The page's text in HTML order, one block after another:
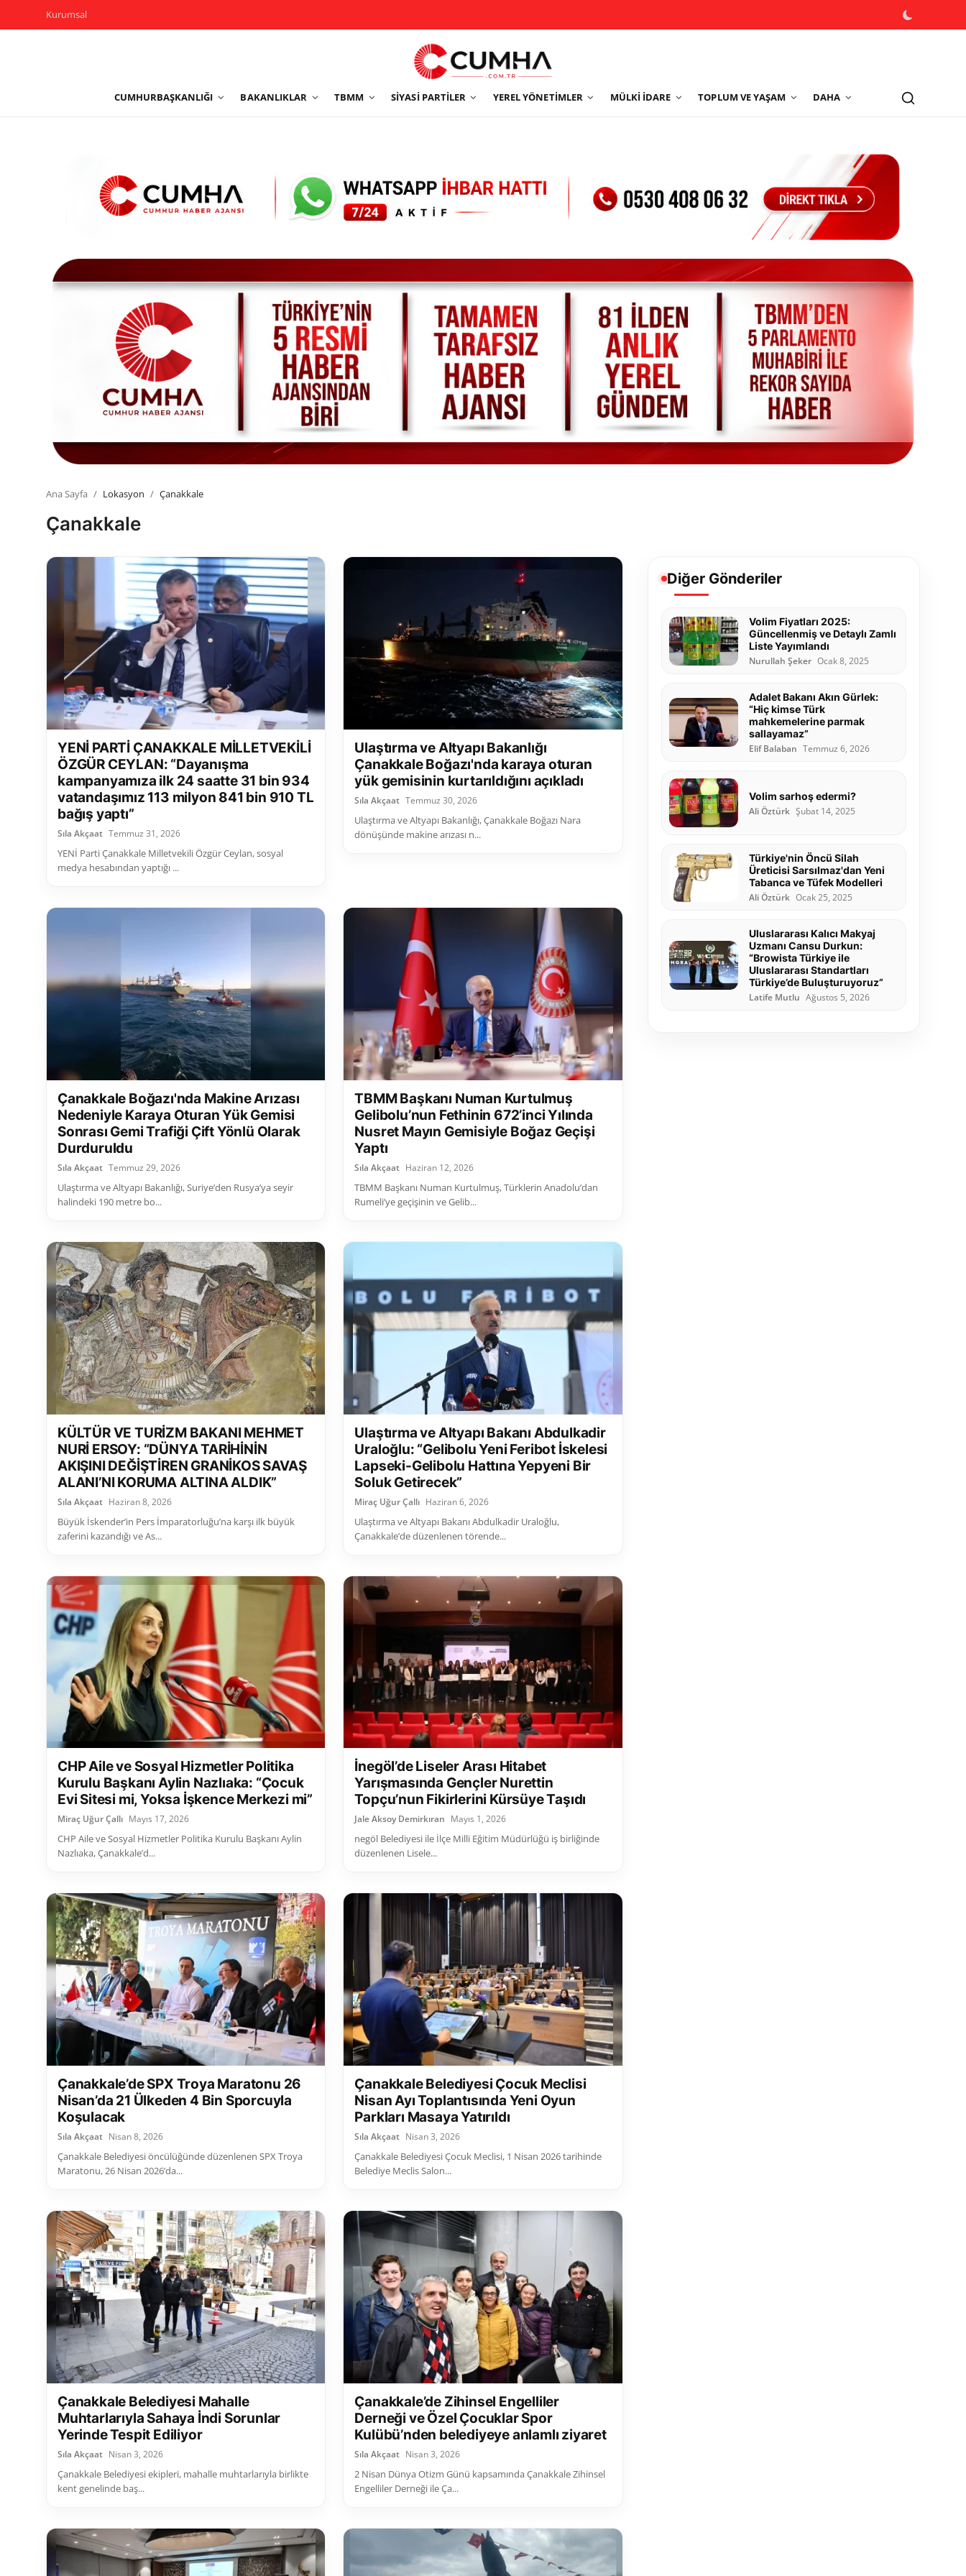
Kurumsal
CUMHURBAŞKANLIĞI BAKANLIKLAR TBMM SIYASI PARTILER YEREL YÖNETIMLER MÜLKI İDARE TOPLUM VE YAŞAM DAHA
Yerel Yönetimler
Sivil Toplum Kuruluşları
Kamu Kurumları ve Üst Kurullar
Resmi Reklamlar
Ana Sayfa Lokasyon Çanakkale
Çanakkale
YENİ PARTİ ÇANAKKALE MİLLETVEKİLİ
ÖZGÜR CEYLAN: “Dayanışma
kampanyamıza ilk 24 saatte 31 bin 934
vatandaşımız 113 milyon 841 bin 910 TL
bağış yaptı”
Sıla Akçaat Temmuz 31, 2026
YENİ Parti Çanakkale Milletvekili Özgür Ceylan, sosyal
medya hesabından yaptığı ...
Ulaştırma ve Altyapı Bakanlığı
Çanakkale Boğazı'nda karaya oturan
yük gemisinin kurtarıldığını açıkladı
Sıla Akçaat Temmuz 30, 2026
Ulaştırma ve Altyapı Bakanlığı, Çanakkale Boğazı Nara
dönüşünde makine arızası n...
Çanakkale Boğazı'nda Makine Arızası
Nedeniyle Karaya Oturan Yük Gemisi
Sonrası Gemi Trafiği Çift Yönlü Olarak
Durduruldu
Sıla Akçaat Temmuz 29, 2026
Ulaştırma ve Altyapı Bakanlığı, Suriye’den Rusya’ya seyir
halindeki 190 metre bo...
TBMM Başkanı Numan Kurtulmuş
Gelibolu’nun Fethinin 672’inci Yılında
Nusret Mayın Gemisiyle Boğaz Geçişi
Yaptı
Sıla Akçaat Haziran 12, 2026
TBMM Başkanı Numan Kurtulmuş, Türklerin Anadolu’dan
Rumeli’ye geçişinin ve Gelib...
KÜLTÜR VE TURİZM BAKANI MEHMET
NURİ ERSOY: “DÜNYA TARİHİNİN
AKIŞINI DEĞİŞTİREN GRANİKOS SAVAŞ
ALANI’NI KORUMA ALTINA ALDIK”
Sıla Akçaat Haziran 8, 2026
Büyük İskender’in Pers İmparatorluğu’na karşı ilk büyük
zaferini kazandığı ve As...
Ulaştırma ve Altyapı Bakanı Abdulkadir
Uraloğlu: “Gelibolu Yeni Feribot İskelesi
Lapseki-Gelibolu Hattına Yepyeni Bir
Soluk Getirecek”
Miraç Uğur Çallı Haziran 6, 2026
Ulaştırma ve Altyapı Bakanı Abdulkadir Uraloğlu,
Çanakkale’de düzenlenen törende...
CHP Aile ve Sosyal Hizmetler Politika
Kurulu Başkanı Aylin Nazlıaka: “Çocuk
Evi Sitesi mi, Yoksa İşkence Merkezi mi”
Miraç Uğur Çallı Mayıs 17, 2026
CHP Aile ve Sosyal Hizmetler Politika Kurulu Başkanı Aylin
Nazlıaka, Çanakkale’d...
İnegöl’de Liseler Arası Hitabet
Yarışmasında Gençler Nurettin
Topçu’nun Fikirlerini Kürsüye Taşıdı
Jale Aksoy Demirkıran Mayıs 1, 2026
negöl Belediyesi ile İlçe Milli Eğitim Müdürlüğü iş birliğinde
düzenlenen Lisele...
Çanakkale’de SPX Troya Maratonu 26
Nisan’da 21 Ülkeden 4 Bin Sporcuyla
Koşulacak
Sıla Akçaat Nisan 8, 2026
Çanakkale Belediyesi öncülüğünde düzenlenen SPX Troya
Maratonu, 26 Nisan 2026’da...
Çanakkale Belediyesi Çocuk Meclisi
Nisan Ayı Toplantısında Yeni Oyun
Parkları Masaya Yatırıldı
Sıla Akçaat Nisan 3, 2026
Çanakkale Belediyesi Çocuk Meclisi, 1 Nisan 2026 tarihinde
Belediye Meclis Salon...
Çanakkale Belediyesi Mahalle
Muhtarlarıyla Sahaya İndi Sorunlar
Yerinde Tespit Ediliyor
Sıla Akçaat Nisan 3, 2026
Çanakkale Belediyesi ekipleri, mahalle muhtarlarıyla birlikte
kent genelinde baş...
Çanakkale’de Zihinsel Engelliler
Derneği ve Özel Çocuklar Spor
Kulübü’nden belediyeye anlamlı ziyaret
Sıla Akçaat Nisan 3, 2026
2 Nisan Dünya Otizm Günü kapsamında Çanakkale Zihinsel
Engelliler Derneği ile Ça...
Diğer Gönderiler
Volim Fiyatları 2025:
Güncellenmiş ve Detaylı Zamlı
Liste Yayımlandı
Nurullah Şeker Ocak 8, 2025
Adalet Bakanı Akın Gürlek:
“Hiç kimse Türk
mahkemelerine parmak
sallayamaz”
Elif Balaban Temmuz 6, 2026
Volim sarhoş edermi?
Ali Öztürk Şubat 14, 2025
Türkiye'nin Öncü Silah
Üreticisi Sarsılmaz'dan Yeni
Tabanca ve Tüfek Modelleri
Ali Öztürk Ocak 25, 2025
Uluslararası Kalıcı Makyaj
Uzmanı Cansu Durkun:
“Browista Türkiye ile
Uluslararası Standartları
Türkiye’de Buluşturuyoruz”
Latife Mutlu Ağustos 5, 2026